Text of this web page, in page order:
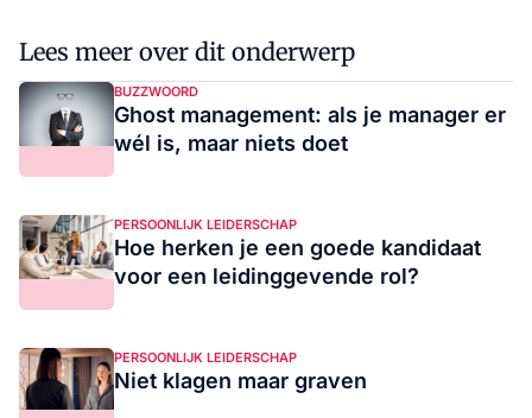
Lees meer over dit onderwerp
BUZZWOORD
Ghost management: als je manager er
wél is, maar niets doet
PERSOONLIJK LEIDERSCHAP
Hoe herken je een goede kandidaat
voor een leidinggevende rol?
PERSOONLIJK LEIDERSCHAP
Niet klagen maar graven